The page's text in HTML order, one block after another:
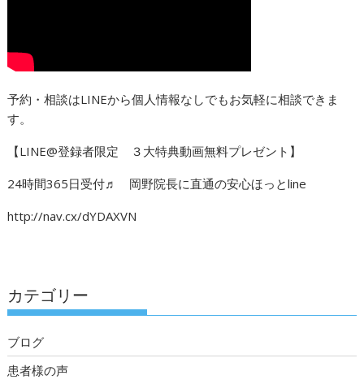
予約・相談はLINEから個人情報なしでもお気軽に相談できま
す。
【LINE@登録者限定 ３大特典動画無料プレゼント】
24時間365日受付♬ 岡野院長に直通の安心ほっとline
http://nav.cx/dYDAXVN
カテゴリー
ブログ
患者様の声